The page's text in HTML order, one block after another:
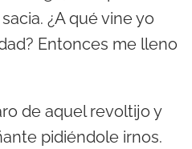
¿A qué vine yo
Entonces me lleno
de aquel revoltijo y
pidiéndole irnos.